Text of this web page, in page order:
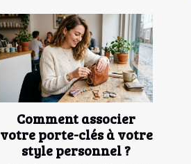
Comment associer
votre porte-clés à votre
style personnel ?